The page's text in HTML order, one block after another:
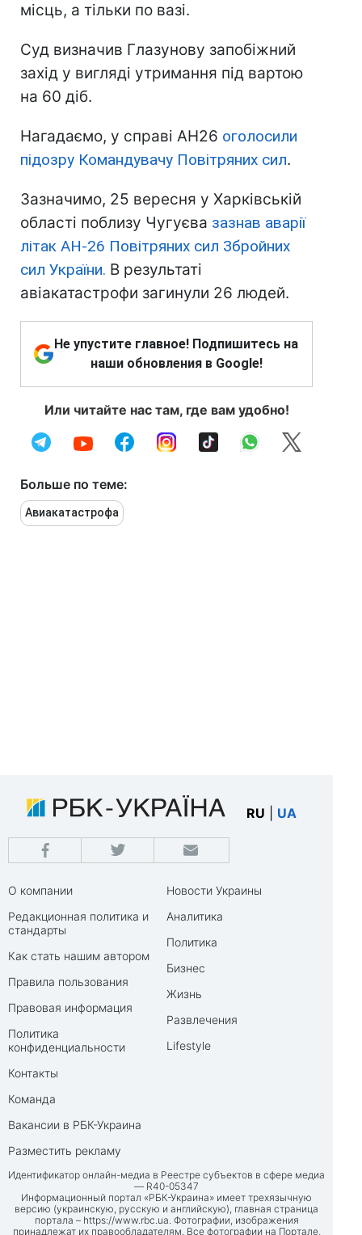
місць, а тільки по вазі.
Суд визначив Глазунову запобіжний
захід у вигляді утримання під вартою
на 60 діб.
Нагадаємо, у справі АН26 оголосили
підозру Командувачу Повітряних сил.
Зазначимо, 25 вересня у Харківській
області поблизу Чугуєва зазнав аварії
літак АН-26 Повітряних сил Збройних
сил України. В результаті
авіакатастрофи загинули 26 людей.
Не упустите главное! Подпишитесь на
наши обновления в Google!
Или читайте нас там, где вам удобно!
Больше по теме:
Авиакатастрофа
RU UA
О компании
Редакционная политика и
стандарты
Как стать нашим автором
Правила пользования
Правовая информация
Политика
конфиденциальности
Контакты
Команда
Вакансии в РБК-Украина
Разместить рекламу
Новости Украины
Аналитика
Политика
Бизнес
Жизнь
Развлечения
Lifestyle
Идентификатор онлайн-медиа в Реестре субъектов в сфере медиа
— R40-05347
Информационный портал «РБК-Украина» имеет трехязычную
версию (украинскую, русскую и английскую), главная страница
портала – https://www.rbc.ua. Фотографии, изображения
принадлежат их правообладателям. Все фотографии на Портале,